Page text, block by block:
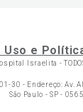
Uso e
Israelita -
30 - Endereço: Av.
São Paulo - SP -